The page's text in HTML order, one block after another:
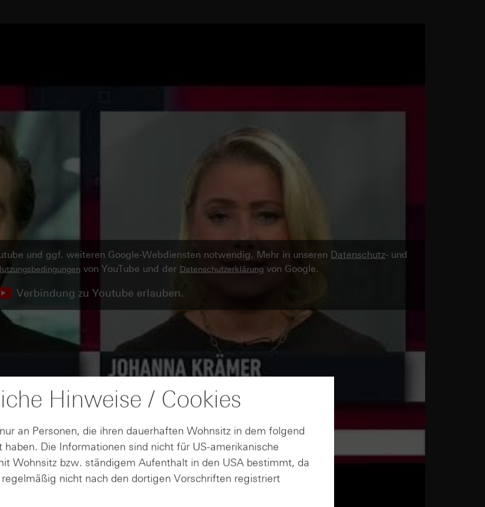
und ggf. weiteren Google-Webdiensten notwendig. Mehr in unseren Datenschutz- und
von YouTube und der Datenschutzerklärungvon Google.
Verbindung zu Youtube erlauben.
Hinweise / Cookies
an Personen, die ihren dauerhaften Wohnsitz in dem folgend
Die Informationen sind nicht für US-amerikanische
Wohnsitz bzw. ständigem Aufenthalt in den USA bestimmt, da
nicht nach den dortigen Vorschriften registriert